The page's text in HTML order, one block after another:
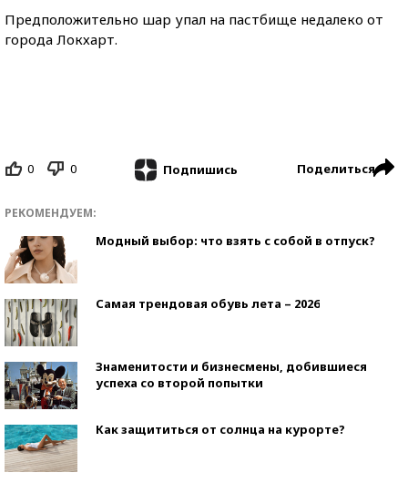
Предположительно шар упал на пастбище недалеко от
города Локхарт.
0 0 Подпишись Поделиться
РЕКОМЕНДУЕМ:
Модный выбор: что взять с собой в отпуск?
Самая трендовая обувь лета – 2026
Знаменитости и бизнесмены, добившиеся
успеха со второй попытки
Как защититься от солнца на курорте?